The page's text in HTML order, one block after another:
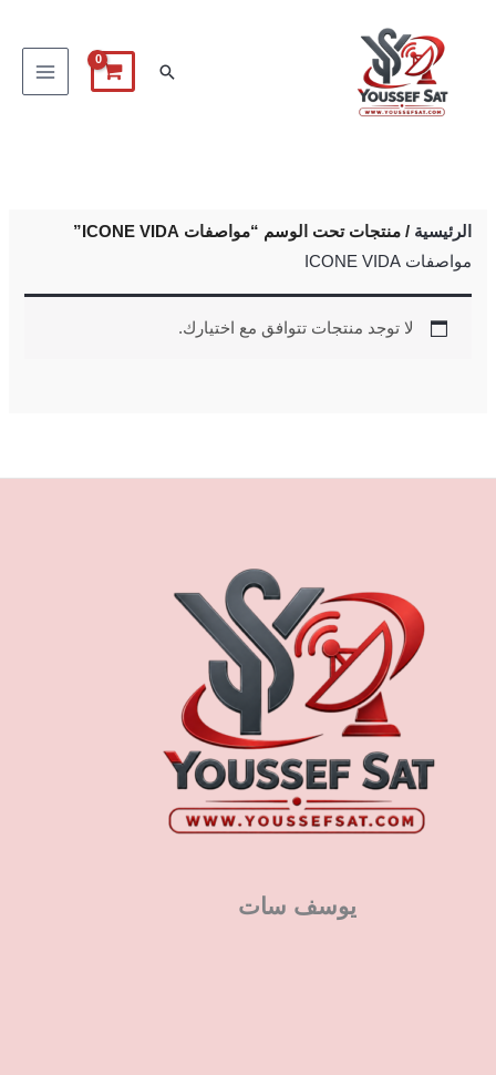
البحث
الرئيسية / منتجات تحت الوسم “مواصفات ICONE VIDA”
مواصفات ICONE VIDA
لا توجد منتجات تتوافق مع اختيارك.
يوسف سات